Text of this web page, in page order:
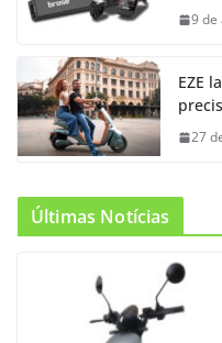
9 de
EZE
27
Últimas Notícias